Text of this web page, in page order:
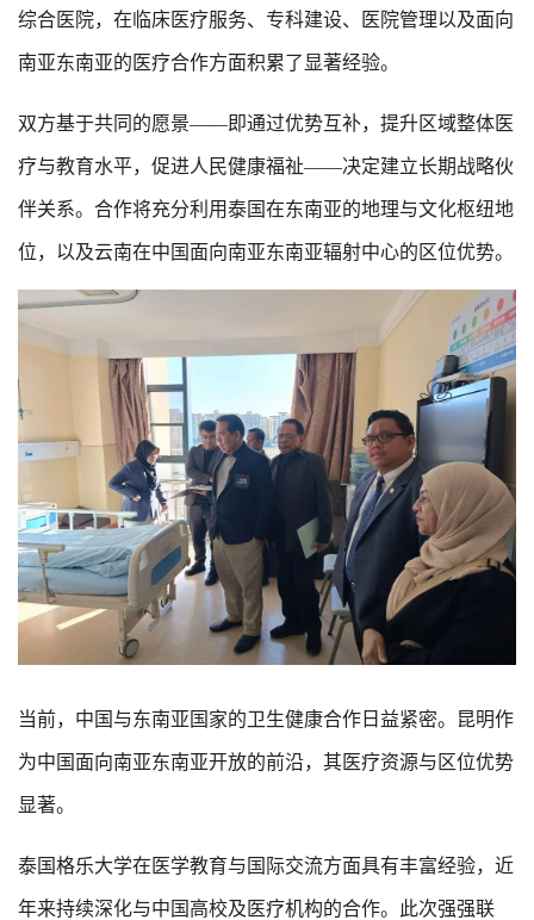
综合医院，在临床医疗服务、专科建设、医院管理以及面向
南亚东南亚的医疗合作方面积累了显著经验。
双方基于共同的愿景——即通过优势互补，提升区域整体医
疗与教育水平，促进人民健康福祉——决定建立长期战略伙
伴关系。合作将充分利用泰国在东南亚的地理与文化枢纽地
位，以及云南在中国面向南亚东南亚辐射中心的区位优势。
当前，中国与东南亚国家的卫生健康合作日益紧密。昆明作
为中国面向南亚东南亚开放的前沿，其医疗资源与区位优势
显著。
泰国格乐大学在医学教育与国际交流方面具有丰富经验，近
年来持续深化与中国高校及医疗机构的合作。此次强强联